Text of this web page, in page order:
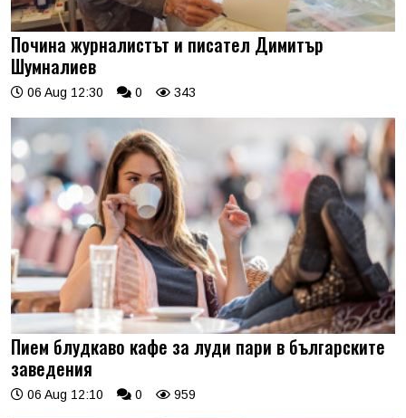
Почина журналистът и писател Димитър
Шумналиев
06 Aug 12:30 0 343
Пием блудкаво кафе за луди пари в българските
заведения
06 Aug 12:10 0 959